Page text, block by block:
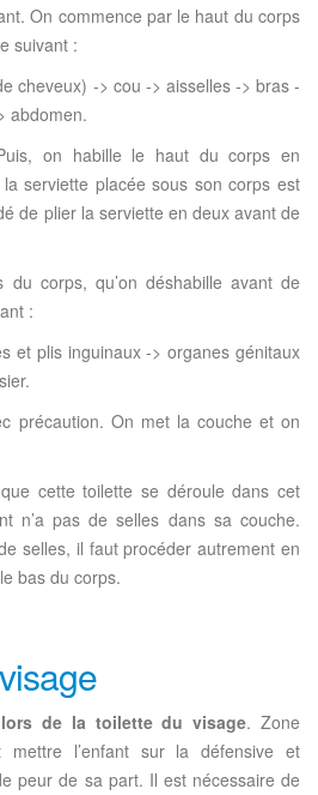
On commence par le haut du corps
suivant :
cheveux) -> cou -> aisselles -> bras -
abdomen.
on habille le haut du corps en
serviette placée sous son corps est
de plier la serviette en deux avant de
corps, qu’on déshabille avant de
:
et plis inguinaux -> organes génitaux
précaution. On met la couche et on
cette toilette se déroule dans cet
n’a pas de selles dans sa couche.
selles, il faut procéder autrement en
bas du corps.
de la toilette du visage. Zone
mettre l’enfant sur la défensive et
peur de sa part. Il est nécessaire de